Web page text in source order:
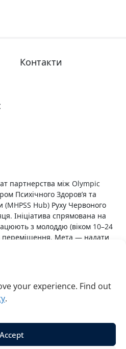
your experience. Find out
.
Accept
Контакти
партнерства між Olympic
Психічного Здоров’я та
(MHPSS Hub) Руху Червоного
Ініціатива спрямована на
з молоддю (віком 10–24
переміщення. Мета — надати
знання та методики для
подій на молодих гравців,
спортивного
молодим людям з
досвіду та процесу зцілення.